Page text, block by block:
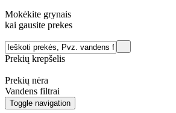
Mokėkite grynais
kai gausite prekes
Prekių krepšelis
Prekių nėra
Vandens filtrai
Toggle navigation